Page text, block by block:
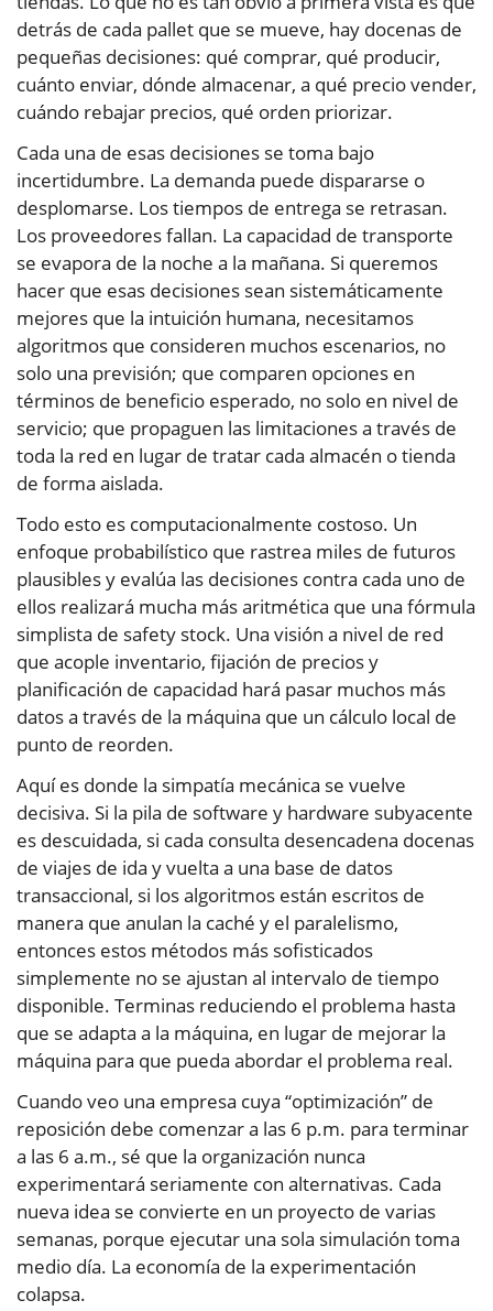
detrás de cada pallet que se mueve, hay docenas de
pequeñas decisiones: qué comprar, qué producir,
cuánto enviar, dónde almacenar, a qué precio vender,
cuándo rebajar precios, qué orden priorizar.
Cada una de esas decisiones se toma bajo
incertidumbre. La demanda puede dispararse o
desplomarse. Los tiempos de entrega se retrasan.
Los proveedores fallan. La capacidad de transporte
se evapora de la noche a la mañana. Si queremos
hacer que esas decisiones sean sistemáticamente
mejores que la intuición humana, necesitamos
algoritmos que consideren muchos escenarios, no
solo una previsión; que comparen opciones en
términos de beneficio esperado, no solo en nivel de
servicio; que propaguen las limitaciones a través de
toda la red en lugar de tratar cada almacén o tienda
de forma aislada.
Todo esto es computacionalmente costoso. Un
enfoque probabilístico que rastrea miles de futuros
plausibles y evalúa las decisiones contra cada uno de
ellos realizará mucha más aritmética que una fórmula
simplista de safety stock. Una visión a nivel de red
que acople inventario, fijación de precios y
planificación de capacidad hará pasar muchos más
datos a través de la máquina que un cálculo local de
punto de reorden.
Aquí es donde la simpatía mecánica se vuelve
decisiva. Si la pila de software y hardware subyacente
es descuidada, si cada consulta desencadena docenas
de viajes de ida y vuelta a una base de datos
transaccional, si los algoritmos están escritos de
manera que anulan la caché y el paralelismo,
entonces estos métodos más sofisticados
simplemente no se ajustan al intervalo de tiempo
disponible. Terminas reduciendo el problema hasta
que se adapta a la máquina, en lugar de mejorar la
máquina para que pueda abordar el problema real.
Cuando veo una empresa cuya “optimización” de
reposición debe comenzar a las 6 p.m. para terminar
a las 6 a.m., sé que la organización nunca
experimentará seriamente con alternativas. Cada
nueva idea se convierte en un proyecto de varias
semanas, porque ejecutar una sola simulación toma
medio día. La economía de la experimentación
colapsa.